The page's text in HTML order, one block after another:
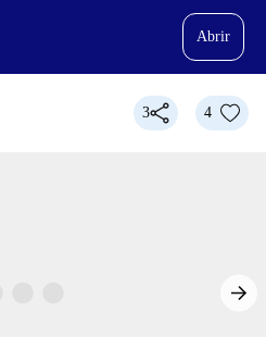
Abrir
3 4